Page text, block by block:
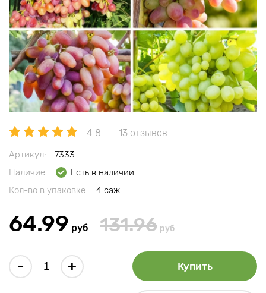
4.8 13 отзывов
Артикул:
7333
Наличие:
Есть в наличии
Кол-во в упаковке:
4 саж.
64.99 руб 131.96 руб
- + Купить